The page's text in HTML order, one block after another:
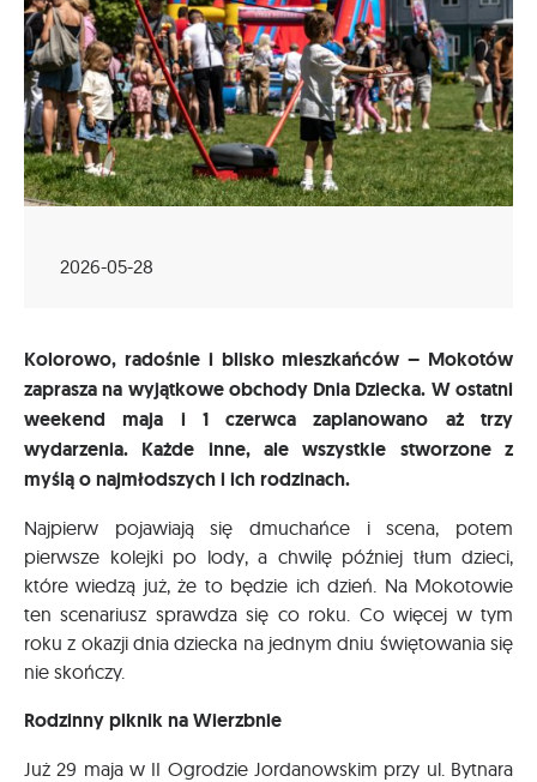
2026-05-28
Kolorowo, radośnie i blisko mieszkańców – Mokotów
zaprasza na wyjątkowe obchody Dnia Dziecka. W ostatni
weekend maja i 1 czerwca zaplanowano aż trzy
wydarzenia. Każde inne, ale wszystkie stworzone z
myślą o najmłodszych i ich rodzinach.
Najpierw pojawiają się dmuchańce i scena, potem
pierwsze kolejki po lody, a chwilę później tłum dzieci,
które wiedzą już, że to będzie ich dzień. Na Mokotowie
ten scenariusz sprawdza się co roku. Co więcej w tym
roku z okazji dnia dziecka na jednym dniu świętowania się
nie skończy.
Rodzinny piknik na Wierzbnie
Już 29 maja w II Ogrodzie Jordanowskim przy ul. Bytnara